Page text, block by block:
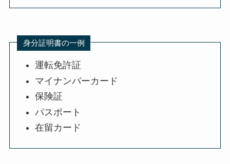
身分証明書の一例
運転免許証
マイナンバーカード
保険証
パスポート
在留カード